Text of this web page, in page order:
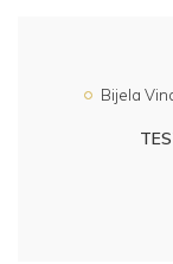
Bijela